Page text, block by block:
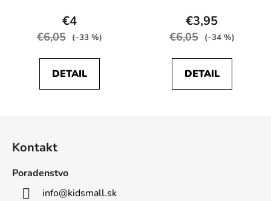
€4
€6,05 (–33 %)
DETAIL
€3,95
€6,05 (–34 %)
DETAIL
Kontakt
Poradenstvo
info@kidsmall.sk